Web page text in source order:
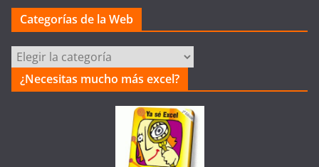
Categorías de la Web
Categorías
de
la
¿Necesitas mucho más excel?